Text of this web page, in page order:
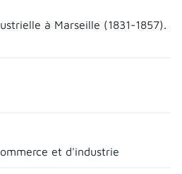
à Marseille (1831-1857).
et d'industrie